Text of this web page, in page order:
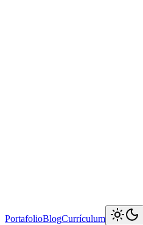
PortafolioBlogCurrículum